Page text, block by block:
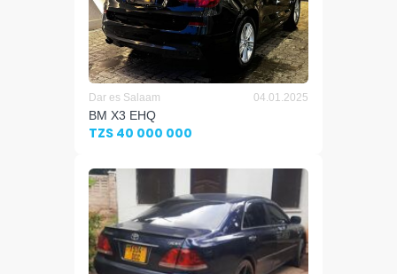
Dar es Salaam 04.01.2025
BM X3 EHQ
TZS 40 000 000